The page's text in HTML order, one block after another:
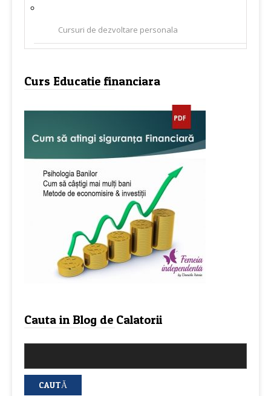
Cursuri de dezvoltare personala
Curs Educatie financiara
Cauta in Blog de Calatorii